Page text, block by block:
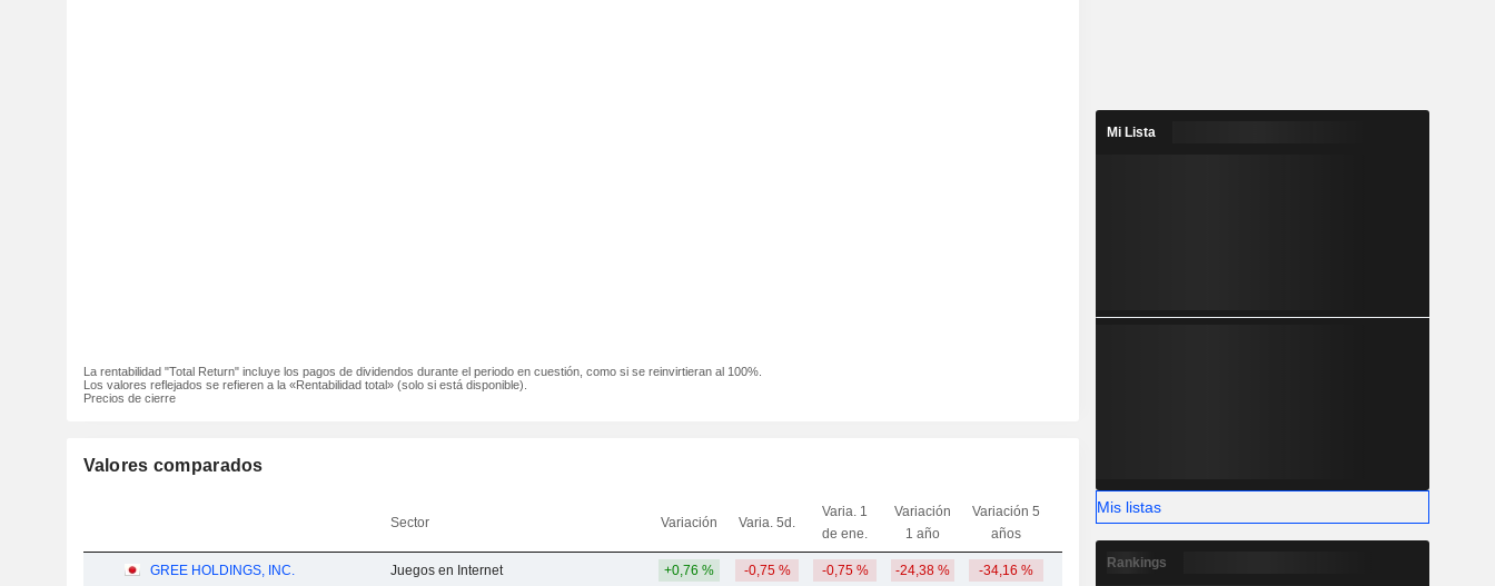
La rentabilidad "Total Return" incluye los pagos de dividendos durante el periodo en cuestión, como si se reinvirtieran al 100%.
Los valores reflejados se refieren a la «Rentabilidad total» (solo si está disponible).
Precios de cierre
Valores comparados
Sector Variación Varia. 5d.
Varia. 1
de ene.
Variación
1 año
Variación 5
años
Capi. CT MT LT
GREE HOLDINGS, INC. Juegos en Internet +0,76 % -0,75 % -0,75 % -24,38 % -34,16 % 431 M
Mi Lista
Mis listas
Rankings